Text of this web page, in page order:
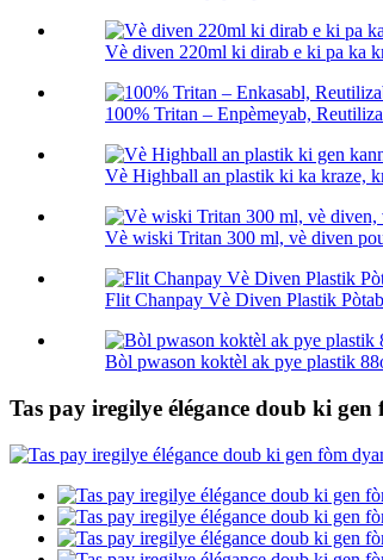
Vè diven 220ml ki dirab e ki pa ka
100% Tritan – Enpèmeyab,
Vè Highball an plastik ki ka kraze,
Vè wiski Tritan 300 ml, vè diven
Flit Chanpay Vè Diven Plastik Pòtab
Bòl pwason koktèl ak pye plastik
Tas pay iregilye élégance doub ki